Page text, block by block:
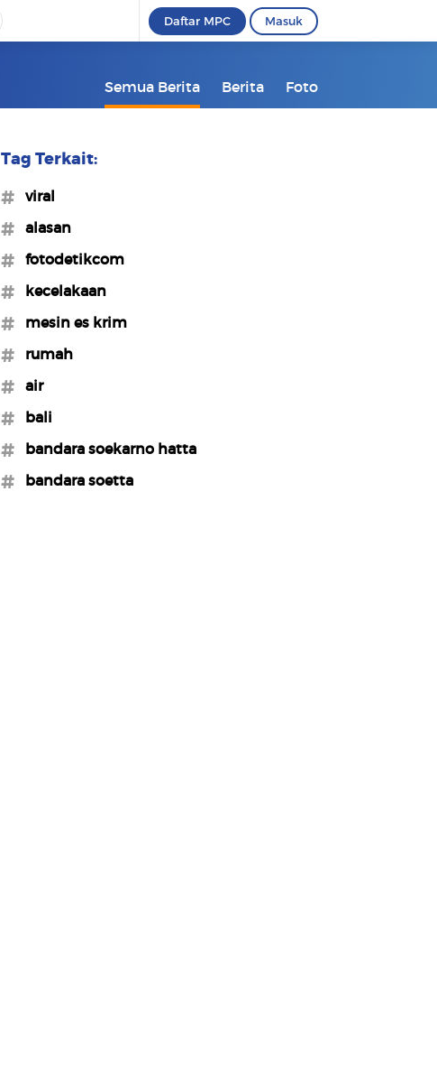
Daftar MPC Masuk
Semua Berita Berita Foto
Tag Terkait:
#viral
#alasan
#fotodetikcom
#kecelakaan
#mesin es krim
#rumah
#air
#bali
#bandara soekarno hatta
#bandara soetta